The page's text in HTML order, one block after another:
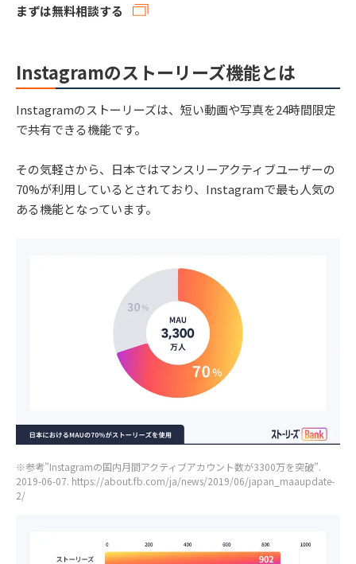
まずは無料相談する
Instagramのストーリーズ機能とは
Instagramのストーリーズは、短い動画や写真を24時間限定
で共有できる機能です。
その気軽さから、日本ではマンスリーアクティブユーザーの
70%が利用しているとされており、Instagramで最も人気の
ある機能となっています。
※参考”Instagramの国内月間アクティブアカウント数が3300万を突破”.
2019-06-07. https://about.fb.com/ja/news/2019/06/japan_maaupdate-
2/